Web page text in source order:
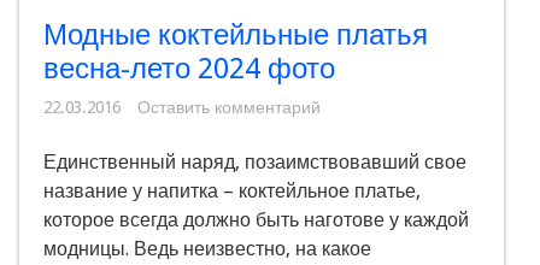
Модные коктейльные платья
весна-лето 2024 фото
22.03.2016 Оставить комментарий
Единственный наряд, позаимствовавший свое
название у напитка – коктейльное платье,
которое всегда должно быть наготове у каждой
модницы. Ведь неизвестно, на какое